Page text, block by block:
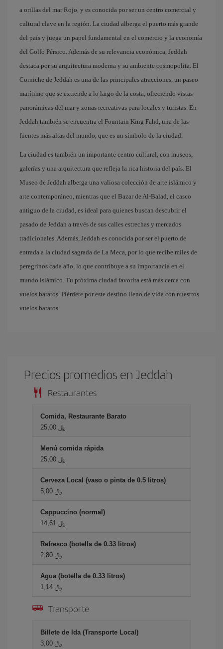
a orillas del mar Rojo, y es conocida por ser un centro comercial y
cultural clave en la región. La ciudad alberga el puerto más grande
del país y juega un papel fundamental en el comercio y la economía
del Golfo Pérsico. Además de su relevancia económica, Jeddah
destaca por su arquitectura moderna y su ambiente cosmopolita. El
Corniche de Jeddah es una de las principales atracciones, un paseo
marítimo que se extiende a lo largo de la costa, ofreciendo vistas
panorámicas del mar y zonas recreativas para locales y turistas. En
Jeddah también se encuentra el Fountain King Fahd, una de las
fuentes más altas del mundo, que es un símbolo de la ciudad.
La ciudad es también un importante centro cultural, con museos,
galerías y una arquitectura que refleja la rica historia del país. El
Museo de Jeddah alberga una valiosa colección de arte islámico y
arte contemporáneo, mientras que el Bazar de Al-Balad, el casco
antiguo de la ciudad, es ideal para quienes buscan descubrir el
pasado de Jeddah a través de sus calles estrechas y mercados
tradicionales. Además, Jeddah es conocida por ser el puerto de
entrada a la ciudad sagrada de La Meca, por lo que recibe miles de
peregrinos cada año, lo que contribuye a su importancia en el
mundo islámico. Tu próxima ciudad favorita está más cerca con
vuelos baratos. Piérdete por este destino lleno de vida con nuestros
vuelos baratos.
Precios promedios en Jeddah
Restaurantes
Comida, Restaurante Barato
25,00 ﷼
Menú comida rápida
25,00 ﷼
Cerveza Local (vaso o pinta de 0.5 litros)
5,00 ﷼
Cappuccino (normal)
14,61 ﷼
Refresco (botella de 0.33 litros)
2,80 ﷼
Agua (botella de 0.33 litros)
1,14 ﷼
Transporte
Billete de Ida (Transporte Local)
3,00 ﷼